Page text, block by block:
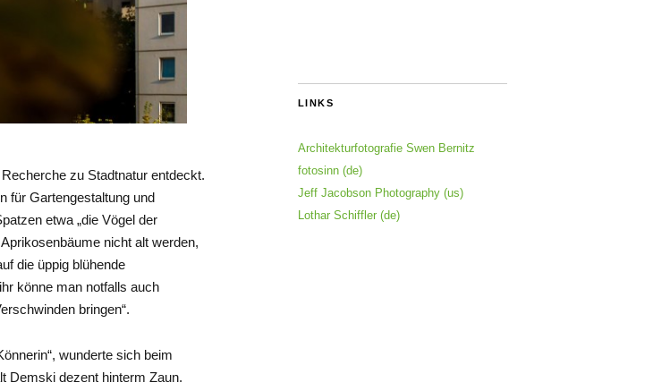
zu Stadtnatur entdeckt.
für Gartengestaltung und
etwa „die Vögel der
nicht alt werden,
die üppig blühende
könne man notfalls auch
bringen“.
wunderte sich beim
Demski dezent hinterm Zaun.
LINKS
Architekturfotografie Swen Bernitz
fotosinn (de)
Jeff Jacobson Photography (us)
Lothar Schiffler (de)